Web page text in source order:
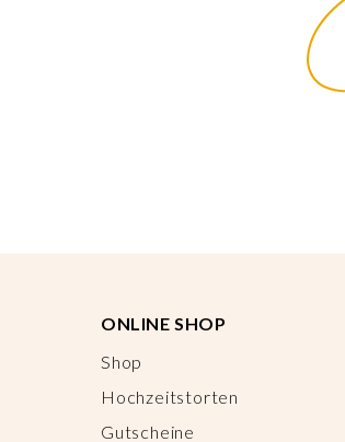
ONLINE SHOP
Shop
Hochzeitstorten
Gutscheine